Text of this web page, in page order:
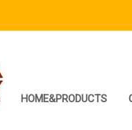
HOME&PRODUCTS